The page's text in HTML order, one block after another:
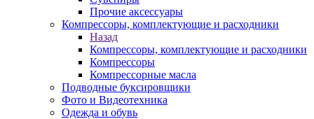
Прочие аксессуары
Компрессоры, комплектующие и расходники
Назад
Компрессоры, комплектующие и расходники
Компрессоры
Компрессорные масла
Подводные буксировщики
Фото и Видеотехника
Одежда и обувь